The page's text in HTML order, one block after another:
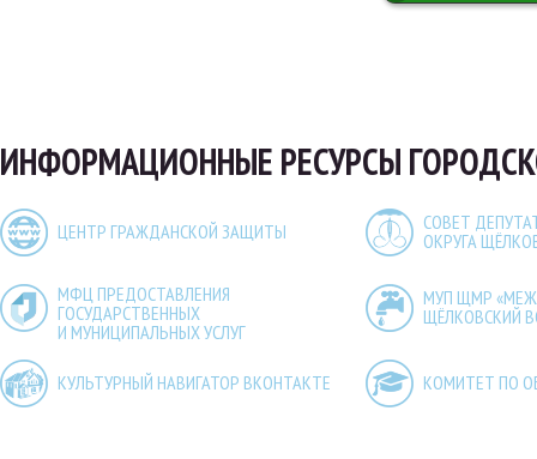
ИНФОРМАЦИОННЫЕ РЕСУРСЫ
ЦЕНТР ГРАЖДАНСКОЙ ЗАЩИТЫ
СОВЕТ
ОКРУГА
МФЦ ПРЕДОСТАВЛЕНИЯ
ГОСУДАРСТВЕННЫХ
И МУНИЦИПАЛЬНЫХ УСЛУГ
МУП ЩМР
ЩЁЛКОВСКИЙ
КУЛЬТУРНЫЙ НАВИГАТОР ВКОНТАКТЕ КОМИТЕТ ПО